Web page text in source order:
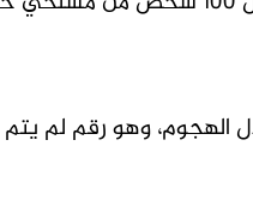
الهجوم، وادعت أن مسلحيها قتلوا 159 جنديا حكوميا